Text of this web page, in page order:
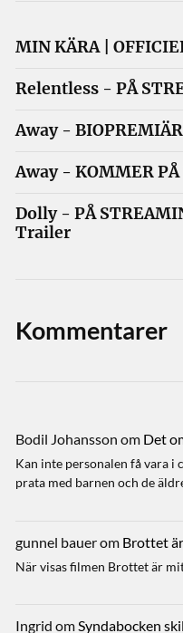
MIN KÄRA |
Relentless - PÅ
Away -
Away - KOMMER
Dolly - PÅ
Trailer
Kommentarer
Bodil Johansson om Det
Kan inte personalen få vara i
prata med barnen och de
gunnel bauerom Brottet
När visas filmen Brottet är
Ingrid omSyndabocken